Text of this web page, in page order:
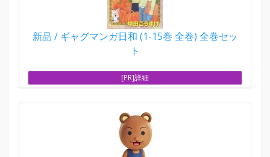
新品 / ギャグマンガ日和 (1-15巻 全巻) 全巻セッ
ト
[PR]詳細